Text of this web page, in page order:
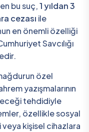
bu suç,1 yıldan 3
cezası ile
en önemli özelliği
Savcılığı
özel
yazışmalarının
tehdidiyle
özellikle sosyal
veya kişisel cihazlara